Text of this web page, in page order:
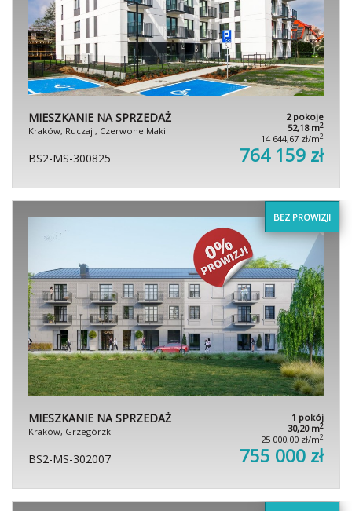
MIESZKANIE NA SPRZEDAŻ
Kraków, Ruczaj , Czerwone Maki
2 pokoje
52,18 m2
14 644,67 zł/m2
BS2-MS-300825 764 159 zł
BEZ PROWIZJI
MIESZKANIE NA SPRZEDAŻ
Kraków, Grzegórzki
1 pokój
30,20 m2
25 000,00 zł/m2
BS2-MS-302007 755 000 zł